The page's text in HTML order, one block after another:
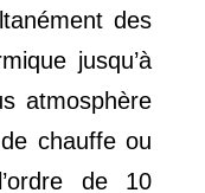
des
jusqu’à
atmosphère
chauffe ou
de 10